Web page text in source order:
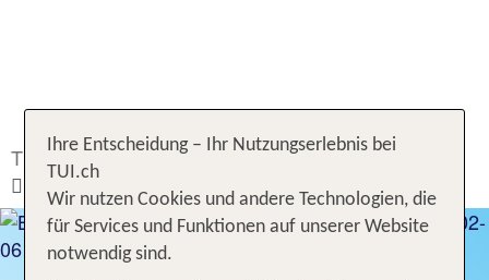
TUI.ch Ferien buchen Hotel
Deutschland
Wismar
Ihre Entscheidung – Ihr Nutzungserlebnis bei
TUI.ch
Wir nutzen Cookies und andere Technologien, die
für Services und Funktionen auf unserer Website
notwendig sind.